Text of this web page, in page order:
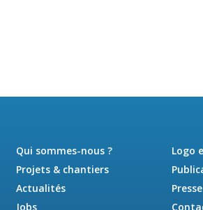
Qui sommes-nous ?
Projets & chantiers
Actualités
Jobs
Logo
Presse